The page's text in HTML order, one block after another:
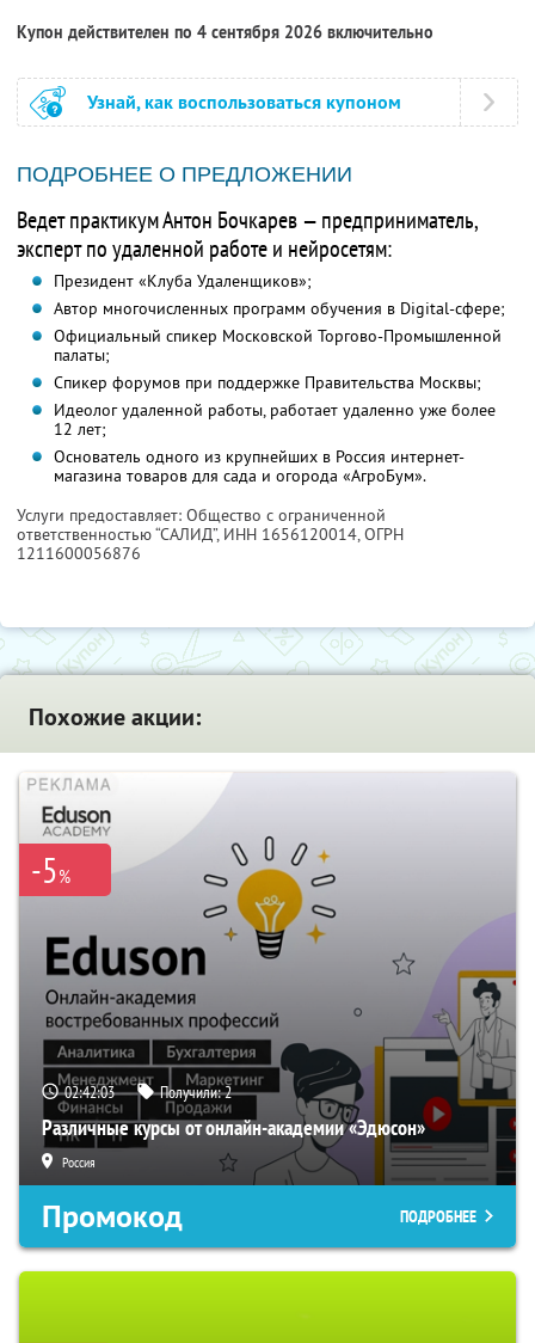
Купон действителен по 4 сентября 2026 включительно
Узнай, как воспользоваться купоном
ПОДРОБНЕЕ О ПРЕДЛОЖЕНИИ
Ведет практикум Антон Бочкарев — предприниматель,
эксперт по удаленной работе и нейросетям:
Президент «Клуба Удаленщиков»;
Автор многочисленных программ обучения в Digital-сфере;
Официальный спикер Московской Торгово-Промышленной
палаты;
Спикер форумов при поддержке Правительства Москвы;
Идеолог удаленной работы, работает удаленно уже более
12 лет;
Основатель одного из крупнейших в Россия интернет-
магазина товаров для сада и огорода «АгроБум».
Услуги предоставляет: Общество с ограниченной
ответственностью “САЛИД”, ИНН 1656120014, ОГРН
1211600056876
Похожие акции:
-5%
02:42:02 Получили:2
Различные курсы от онлайн-академии «Эдюсон»
Россия
Промокод ПОДРОБНЕЕ